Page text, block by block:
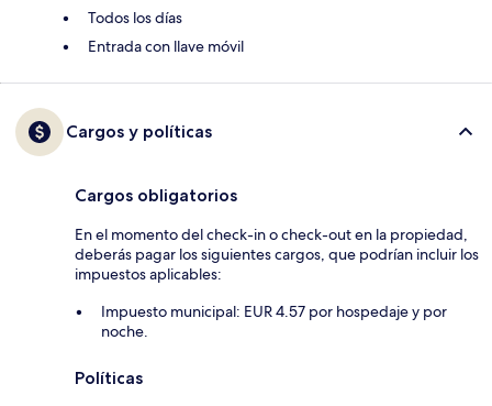
Todos los días
Entrada con llave móvil
Cargos y políticas
Cargos obligatorios
En el momento del check-in o check-out en la propiedad,
deberás pagar los siguientes cargos, que podrían incluir los
impuestos aplicables:
Impuesto municipal: EUR 4.57 por hospedaje y por
noche.
Políticas